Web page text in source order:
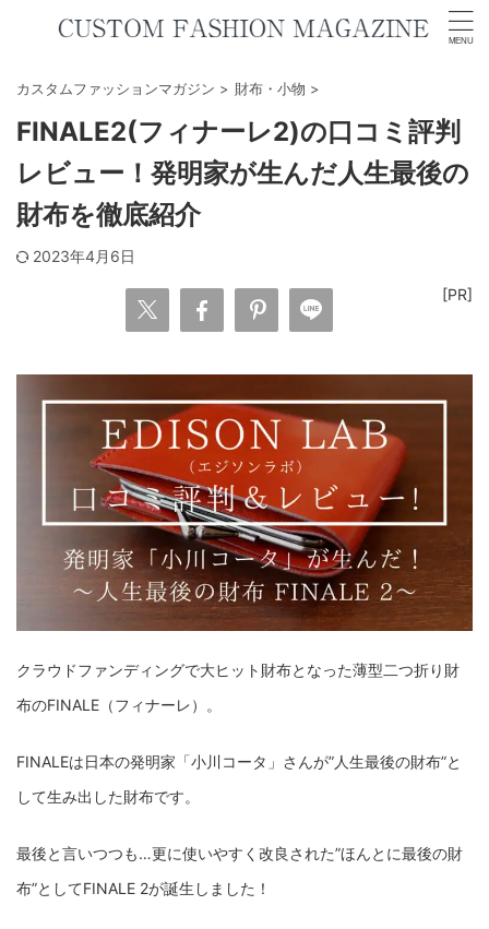
カスタムファッションマガジン > 財布・小物 >
FINALE2(フィナーレ2)の口コミ評判
レビュー！発明家が生んだ人生最後の
財布を徹底紹介
2023年4月6日
[PR]
クラウドファンディングで大ヒット財布となった薄型二つ折り財
布のFINALE（フィナーレ）。
FINALEは日本の発明家「小川コータ」さんが”人生最後の財布”と
して生み出した財布です。
最後と言いつつも…更に使いやすく改良された”ほんとに最後の財
布”としてFINALE 2が誕生しました！